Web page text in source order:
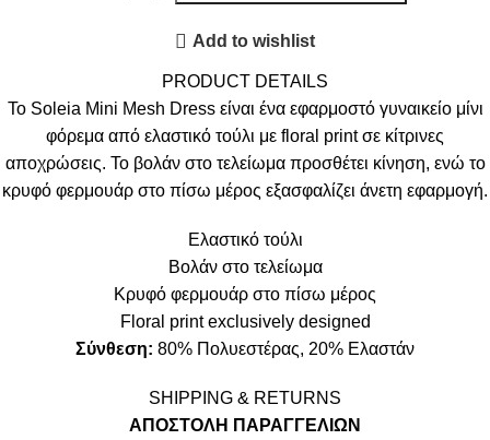
Add to wishlist
PRODUCT DETAILS
Το Soleia Mini Mesh Dress είναι ένα εφαρμοστό γυναικείο μίνι
φόρεμα από ελαστικό τούλι με floral print σε κίτρινες
αποχρώσεις. Το βολάν στο τελείωμα προσθέτει κίνηση, ενώ το
κρυφό φερμουάρ στο πίσω μέρος εξασφαλίζει άνετη εφαρμογή.
Ελαστικό τούλι
Βολάν στο τελείωμα
Κρυφό φερμουάρ στο πίσω μέρος
Floral print exclusively designed
Σύνθεση: 80% Πολυεστέρας, 20% Ελαστάν
SHIPPING & RETURNS
ΑΠΟΣΤΟΛΗ ΠΑΡΑΓΓΕΛΙΩΝ